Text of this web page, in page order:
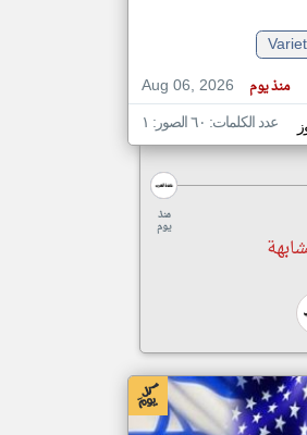
Aug 06, 2026
منذ يوم
عدد الكلمات: ٦٠ الصور: ١
منذ
يوم